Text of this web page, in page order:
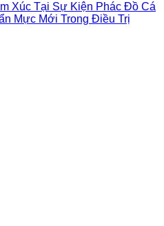
Xúc Tại Sự Kiện Phác Đồ Cá
Mực Mới Trong Điều Trị